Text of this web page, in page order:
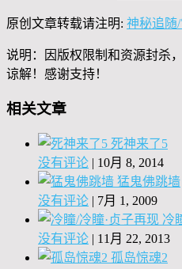
原创文章转载请注明: 神秘追随
说明：因版权限制和资源封杀
谅解！感谢支持！
相关文章
死神来了5
没有评论 | 10月 8, 2014
猛鬼佛跳墙
没有评论 | 7月 1, 2009
冷
没有评论 | 11月 22, 2013
孤岛惊魂2